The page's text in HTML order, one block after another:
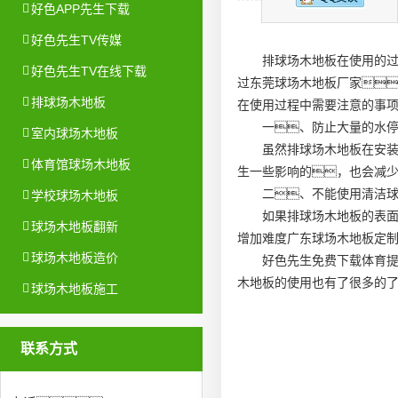
好色APP先生下载
好色先生TV传媒
好色先生TV在线下载
排球场木地板
室内球场木地板
体育馆球场木地板
学校球场木地板
球场木地板翻新
球场木地板造价
球场木地板施工
联系方式
排球场木地板在使用的
过东莞球场木地板厂家
在使用过程中需要注意的
一、防止大量的水
虽然排球场木地板在
生一些影响的，也会减
二、不能使用清洁
如果排球场木地板的表
增加难度广东球场木地板定制
好色先生免费下载体育
木地板的使用也有了很多